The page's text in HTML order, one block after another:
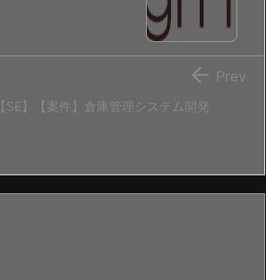
【SE】【案件】倉庫管理システム開発
 Prev